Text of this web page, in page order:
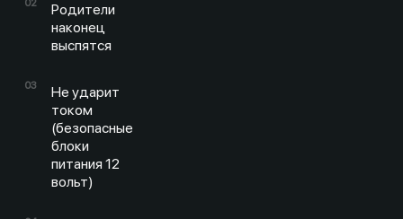
Родители
наконец
выспятся
Не ударит
током
(безопасные
блоки
питания 12
вольт)